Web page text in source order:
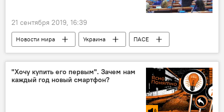
21 сентября 2019, 16:39
Новости мира Украина
ПАСЕ
Киев
Верховная рада Украины
депутат
"Хочу купить его первым". Зачем нам
каждый год новый смартфон?